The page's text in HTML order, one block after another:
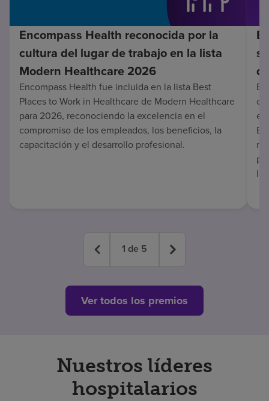
Encompass Health reconocida por la
cultura del lugar de trabajo en la lista
Modern Healthcare 2026
Encompass Health fue incluida en la lista Best
Places to Work in Healthcare de Modern Healthcare
para 2026, reconociendo la excelencia en el
compromiso de los empleados, los beneficios, la
capacitación y el desarrollo profesional.
1 de 5
Ver todos los premios
Nuestros líderes
hospitalarios